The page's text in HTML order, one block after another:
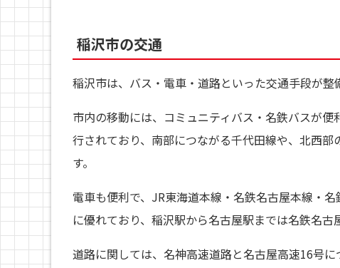
稲沢市の交通
稲沢市は、バス・電車・道路といった交通手段が整
市内の移動には、コミュニティバス・名鉄バスが
行されており、南部につながる千代田線や、北西
す。
電車も便利で、JR東海道本線・名鉄名古屋本線・
に優れており、稲沢駅から名古屋駅までは名鉄名古
道路に関しては、名神高速道路と名古屋高速16号